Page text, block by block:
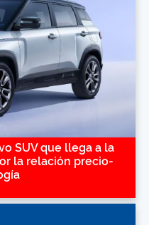
SUV que llega a la
la relación precio-